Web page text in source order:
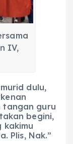
IV,
dulu,
tangan guru
begini,
kakimu
Plis, Nak.”